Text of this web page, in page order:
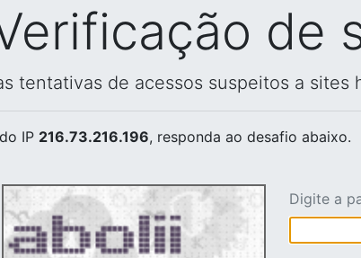
de
tentativas de acessos suspeitos a sites
do IP 216.73.216.196, responda ao desafio abaixo.
Digite a